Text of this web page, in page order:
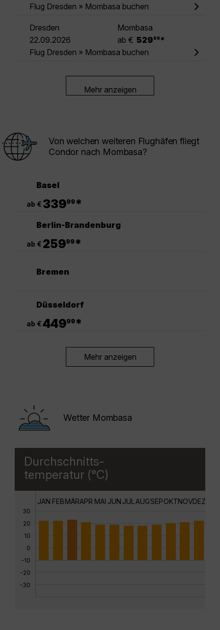
Flug Dresden » Mombasa buchen
Dresden
Mombasa
22.09.2026
ab € 529 99 *
Flug Dresden » Mombasa buchen
Mehr anzeigen
Von welchen weiteren Flughäfen fliegt
Condor nach Mombasa?
Basel
ab € 33999*
Berlin-Brandenburg
ab € 25999*
Bremen
Düsseldorf
ab €44999*
Mehr anzeigen
Wetter Mombasa
Durchschnitts-
temperatur (°C)
30
20
10
0
-10
-20
-30
JAN FEBMÄRAPR MAI JUN JUL AUGSEPOKTNOVDEZ